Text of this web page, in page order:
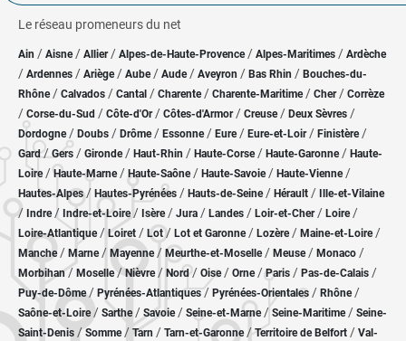
Le réseau promeneurs du net
Ain / Aisne/ Allier/ Alpes-de-Haute-Provence / Alpes-Maritimes / Ardèche
/ Ardennes / Ariège/ Aube/ Aude / Aveyron / Bas Rhin / Bouches-du-
Rhône/ Calvados / Cantal / Charente / Charente-Maritime/ Cher / Corrèze
/ Corse-du-Sud / Côte-d'Or / Côtes-d'Armor/ Creuse/ Deux Sèvres /
Dordogne/ Doubs / Drôme/ Essonne / Eure/ Eure-et-Loir / Finistère/
Gard/Gers / Gironde/ Haut-Rhin / Haute-Corse/ Haute-Garonne/ Haute-
Loire/Haute-Marne/ Haute-Saône/ Haute-Savoie/ Haute-Vienne/
Hautes-Alpes/ Hautes-Pyrénées / Hauts-de-Seine/ Hérault / Ille-et-Vilaine
/ Indre/ Indre-et-Loire/ Isère/ Jura / Landes / Loir-et-Cher/ Loire/
Loire-Atlantique/ Loiret / Lot/ Lot et Garonne/ Lozère / Maine-et-Loire/
Manche/ Marne/ Mayenne/ Meurthe-et-Moselle/ Meuse/ Monaco /
Morbihan/ Moselle/ Nièvre / Nord/ Oise / Orne/Paris / Pas-de-Calais /
Puy-de-Dôme/ Pyrénées-Atlantiques / Pyrénées-Orientales / Rhône/
Saône-et-Loire/ Sarthe/ Savoie/ Seine-et-Marne/ Seine-Maritime/ Seine-
Saint-Denis /Somme/ Tarn / Tarn-et-Garonne/Territoire de Belfort / Val-